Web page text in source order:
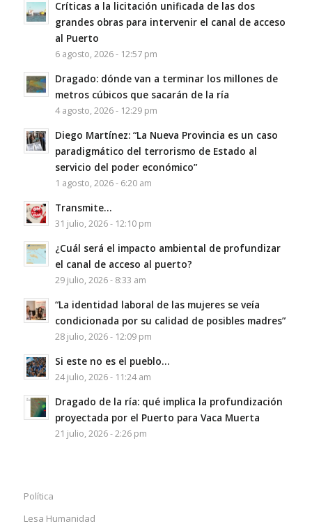
Críticas a la licitación unificada de las dos
grandes obras para intervenir el canal de acceso
al Puerto
6 agosto, 2026 - 12:57 pm
Dragado: dónde van a terminar los millones de
metros cúbicos que sacarán de la ría
4 agosto, 2026 - 12:29 pm
Diego Martínez: “La Nueva Provincia es un caso
paradigmático del terrorismo de Estado al
servicio del poder económico”
1 agosto, 2026 - 6:20 am
Transmite…
31 julio, 2026 - 12:10 pm
¿Cuál será el impacto ambiental de profundizar
el canal de acceso al puerto?
29 julio, 2026 - 8:33 am
“La identidad laboral de las mujeres se veía
condicionada por su calidad de posibles madres”
28 julio, 2026 - 12:09 pm
Si este no es el pueblo…
24 julio, 2026 - 11:24 am
Dragado de la ría: qué implica la profundización
proyectada por el Puerto para Vaca Muerta
21 julio, 2026 - 2:26 pm
Política
Lesa Humanidad